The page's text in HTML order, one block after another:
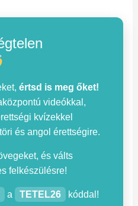
értsd is meg őket!
videókkal,
kvízekkel
és angol érettségire.
és válts
felkészülésre!
a TETEL26 kóddal!